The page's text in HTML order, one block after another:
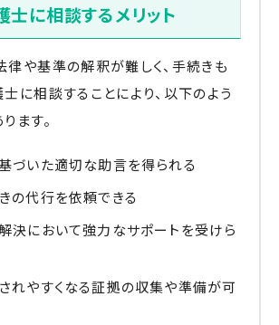
士に相談するメリット
律や基準の解釈が難しく、手続きも
に相談することにより、以下のよう
ます。
づいた適切な助言を得られる
の代行を依頼できる
決において強力なサポートを受けら
れやすくなる証拠の収集や準備が可